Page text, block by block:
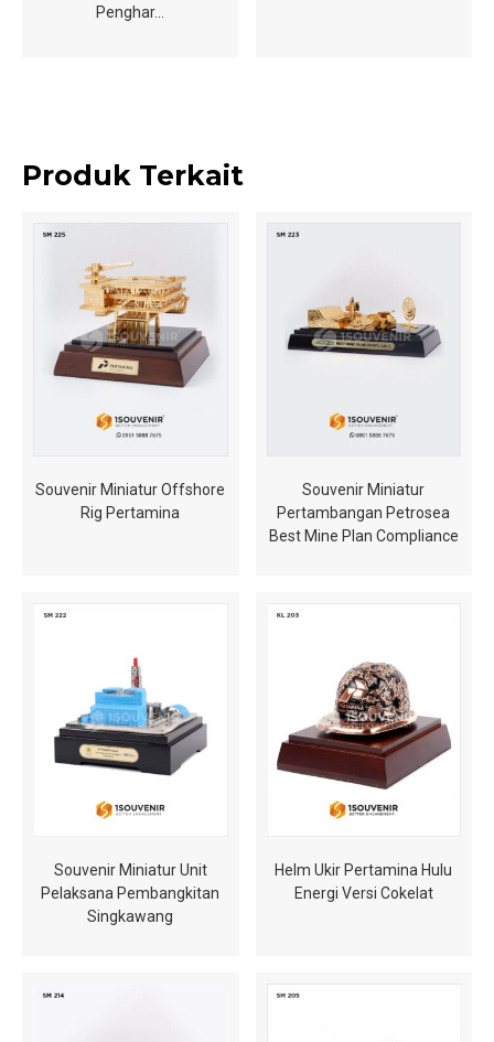
Penghar…
Produk Terkait
Souvenir Miniatur Offshore
Rig Pertamina
Souvenir Miniatur
Pertambangan Petrosea
Best Mine Plan Compliance
Souvenir Miniatur Unit
Pelaksana Pembangkitan
Singkawang
Helm Ukir Pertamina Hulu
Energi Versi Cokelat